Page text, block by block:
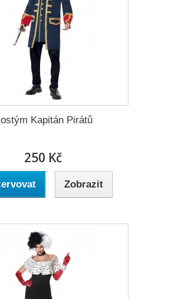
Kapitán Pirátů
250 Kč
Zobrazit